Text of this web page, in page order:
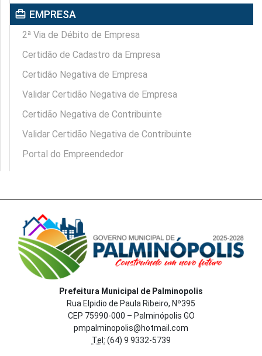
card_travel EMPRESA
2ª Via de Débito de Empresa
Certidão de Cadastro da Empresa
Certidão Negativa de Empresa
Validar Certidão Negativa de Empresa
Certidão Negativa de Contribuinte
Validar Certidão Negativa de Contribuinte
Portal do Empreendedor
Prefeitura Municipal de Palminopolis
Rua Elpidio de Paula Ribeiro, Nº395
CEP 75990-000 – Palminópolis GO
pmpalminopolis@hotmail.com
Tel: (64) 9 9332-5739